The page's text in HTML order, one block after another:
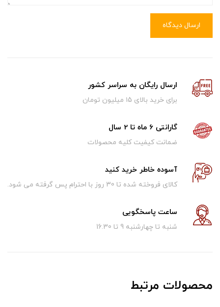
ارسال دیدگاه
ارسال رایگان به سراسر کشور
برای خرید بالای ۱5 میلیون تومان
گارانتی 6 ماه تا 2 سال
ضمانت کیفیت کلیه محصولات
آسوده خاطر خرید کنید
کالای فروخته شده تا 30 روز با احترام پس گرفته می شود.
ساعت پاسخگویی
شنبه تا چهارشنبه 9 تا 16.30
محصولات مرتبط